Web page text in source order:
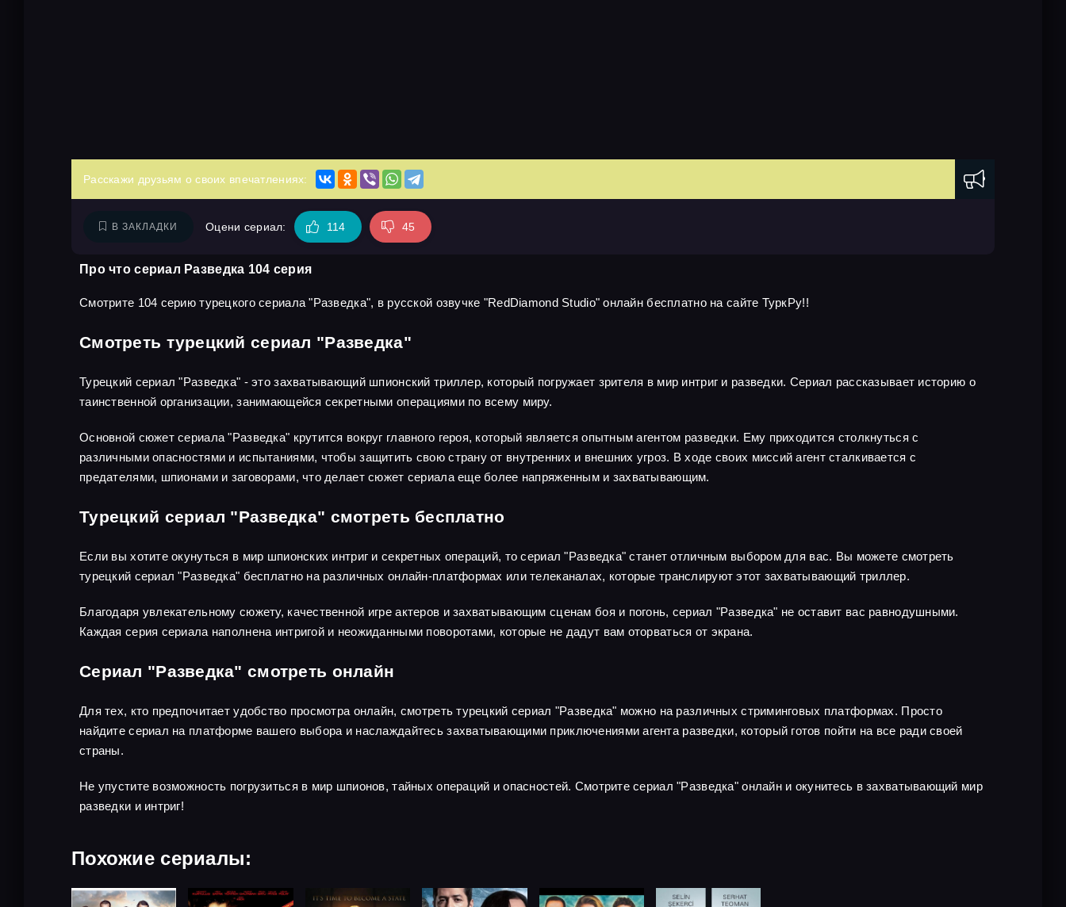
Расскажи друзьям о своих впечатлениях:
В ЗАКЛАДКИ Оцени сериал: 114 45
Про что сериал Разведка 104 серия
Смотрите 104 серию турецкого сериала "Разведка", в русской озвучке "RedDiamond Studio" онлайн бесплатно на сайте ТуркРу!!
Смотреть турецкий сериал "Разведка"
Турецкий сериал "Разведка" - это захватывающий шпионский триллер, который погружает зрителя в мир интриг и разведки. Сериал рассказывает историю о
таинственной организации, занимающейся секретными операциями по всему миру.
Основной сюжет сериала "Разведка" крутится вокруг главного героя, который является опытным агентом разведки. Ему приходится столкнуться с
различными опасностями и испытаниями, чтобы защитить свою страну от внутренних и внешних угроз. В ходе своих миссий агент сталкивается с
предателями, шпионами и заговорами, что делает сюжет сериала еще более напряженным и захватывающим.
Турецкий сериал "Разведка" смотреть бесплатно
Если вы хотите окунуться в мир шпионских интриг и секретных операций, то сериал "Разведка" станет отличным выбором для вас. Вы можете смотреть
турецкий сериал "Разведка" бесплатно на различных онлайн-платформах или телеканалах, которые транслируют этот захватывающий триллер.
Благодаря увлекательному сюжету, качественной игре актеров и захватывающим сценам боя и погонь, сериал "Разведка" не оставит вас равнодушными.
Каждая серия сериала наполнена интригой и неожиданными поворотами, которые не дадут вам оторваться от экрана.
Сериал "Разведка" смотреть онлайн
Для тех, кто предпочитает удобство просмотра онлайн, смотреть турецкий сериал "Разведка" можно на различных стриминговых платформах. Просто
найдите сериал на платформе вашего выбора и наслаждайтесь захватывающими приключениями агента разведки, который готов пойти на все ради своей
страны.
Не упустите возможность погрузиться в мир шпионов, тайных операций и опасностей. Смотрите сериал "Разведка" онлайн и окунитесь в захватывающий мир
разведки и интриг!
Похожие сериалы: